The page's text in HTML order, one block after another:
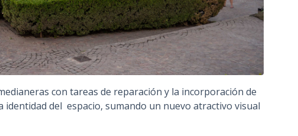
con tareas de reparación y la incorporación de
del espacio, sumando un nuevo atractivo visual